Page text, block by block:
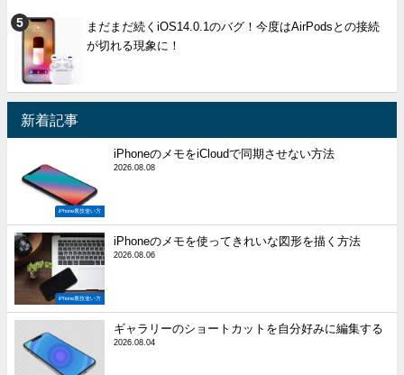
まだまだ続くiOS14.0.1のバグ！今度はAirPodsとの接続
が切れる現象に！
新着記事
iPhone裏技使い方
iPhoneのメモをiCloudで同期させない方法
2026.08.08
iPhone裏技使い方
iPhoneのメモを使ってきれいな図形を描く方法
2026.08.06
ギャラリーのショートカットを自分好みに編集する
2026.08.04